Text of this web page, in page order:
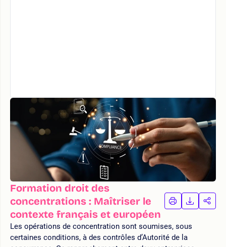
Formation droit des
concentrations : Maîtriser le
contexte français et européen
IMPRIMER
LA
LA
Les opérations de concentration sont soumises, sous
certaines conditions, à des contrôles d’Autorité de la